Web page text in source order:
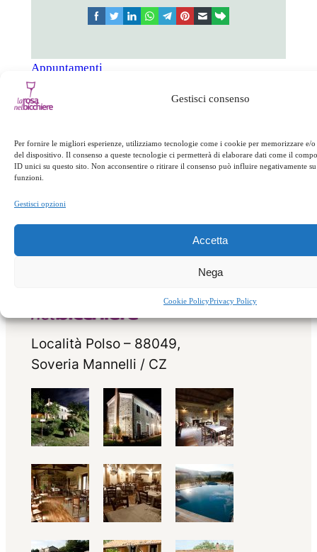
Gestisci consenso
Per fornire le migliori esperienze, utilizziamo tecnologie come i cookie per memorizzare e/
del dispositivo. Il consenso a queste tecnologie ci permetterà di elaborare dati come il
ID unici su questo sito. Non acconsentire o ritirare il consenso può influire negativamente
funzioni.
Gestisci opzioni
Accetta
Nega
Cookie PolicyPrivacy Policy
facebooktwitterlinkedinwhatsapptelegram
pinterest email link
Appuntamenti
Località Polso – 88049,
Soveria Mannelli / CZ